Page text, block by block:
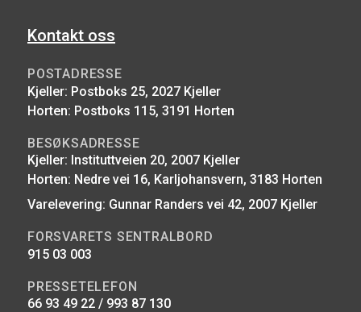
Kontakt oss
POSTADRESSE
Kjeller: Postboks 25, 2027 Kjeller
Horten: Postboks 115, 3191 Horten
BESØKSADRESSE
Kjeller: Instituttveien 20, 2007 Kjeller
Horten: Nedre vei 16, Karljohansvern, 3183 Horten
Varelevering: Gunnar Randers vei 42, 2007 Kjeller
FORSVARETS SENTRALBORD
915 03 003
PRESSETELEFON
66 93 49 22 / 993 87 130